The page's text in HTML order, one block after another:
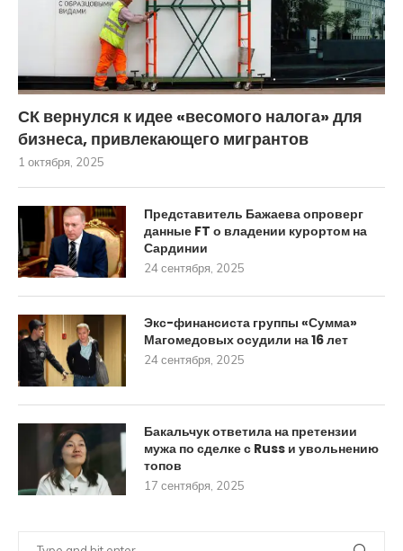
СК вернулся к идее «весомого налога» для
бизнеса, привлекающего мигрантов
1 октября, 2025
Представитель Бажаева опроверг
данные FT о владении курортом на
Сардинии
24 сентября, 2025
Экс-финансиста группы «Сумма»
Магомедовых осудили на 16 лет
24 сентября, 2025
Бакальчук ответила на претензии
мужа по сделке с Russ и увольнению
топов
17 сентября, 2025